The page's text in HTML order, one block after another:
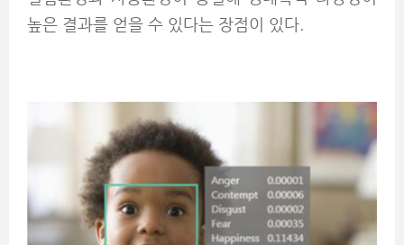
높은 결과를 얻을 수 있다는 장점이 있다.